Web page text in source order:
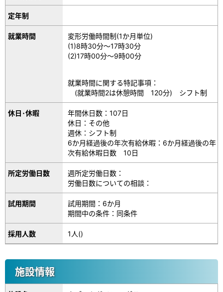
定年制
就業時間
変形労働時間制(1か月単位)
(1)8時30分～17時30分
(2)17時00分～9時00分
就業時間に関する特記事項：
(就業時間2は休憩時間 120分) シフト制
休日･休暇
年間休日数：107日
休日：その他
週休：シフト制
6か月経過後の年次有給休暇：6か月経過後の年
次有給休暇日数 10日
所定労働日数
週所定労働日数：
労働日数についての相談：
試用期間
試用期間：6か月
期間中の条件：同条件
採用人数 1人()
施設情報